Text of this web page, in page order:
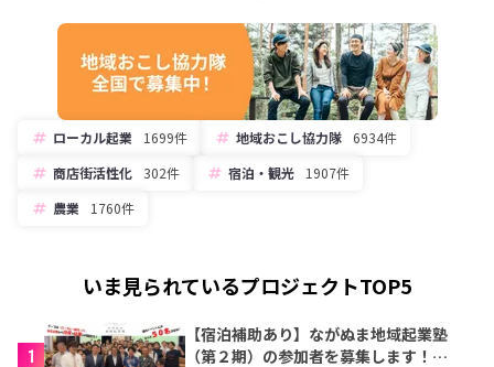
ローカル起業 1699件 地域おこし協力隊
6934件
商店街活性化 302件 宿泊・観光
1907件
農業
1760件
いま見られているプロジェクトTOP5
1
【宿泊補助あり】ながぬま地域起業塾
（第２期）の参加者を募集します！